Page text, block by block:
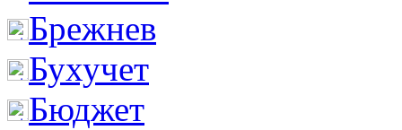
Брежнев
Бухучет
Бюджет